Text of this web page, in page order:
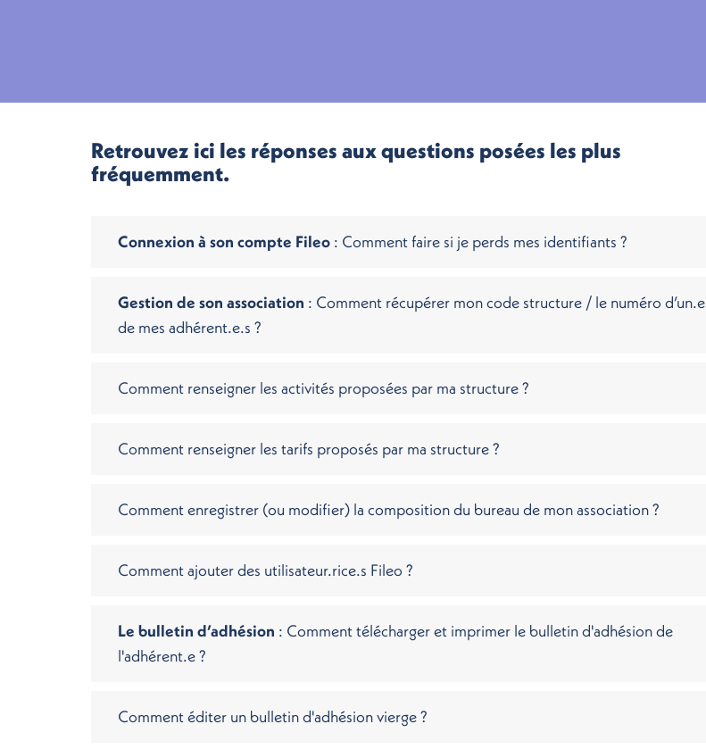
Retrouvez ici les réponses aux questions posées les plus
fréquemment.
Connexion à son compte Fileo : Comment faire si je perds mes identifiants ?
Gestion de son association : Comment récupérer mon code structure / le numéro d’un.e
de mes adhérent.e.s ?
Comment renseigner les activités proposées par ma structure ?
Comment renseigner les tarifs proposés par ma structure ?
Comment enregistrer (ou modifier) la composition du bureau de mon association ?
Comment ajouter des utilisateur.rice.s Fileo ?
Le bulletin d’adhésion : Comment télécharger et imprimer le bulletin d'adhésion de
l'adhérent.e ?
Comment éditer un bulletin d'adhésion vierge ?